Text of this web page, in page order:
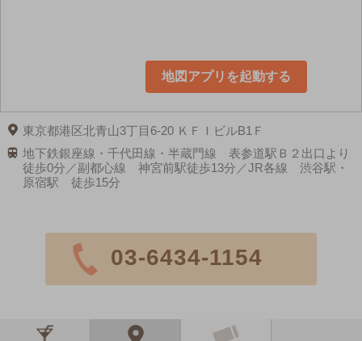
地図アプリを起動する
東京都港区北青山3丁目6-20 ＫＦＩビルB1Ｆ
地下鉄銀座線・千代田線・半蔵門線 表参道駅Ｂ２出口より
徒歩0分／副都心線 神宮前駅徒歩13分／JR各線 渋谷駅・
原宿駅 徒歩15分
03-6434-1154